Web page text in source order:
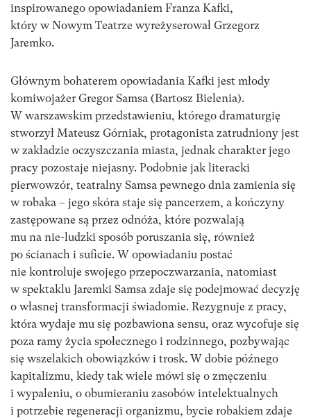
inspirowanego opowiadaniem Franza Kafki,
który w Nowym Teatrze wyreżyserował Grzegorz
Jaremko.
Głównym bohaterem opowiadania Kafki jest młody
komiwojażer Gregor Samsa (Bartosz Bielenia).
W warszawskim przedstawieniu, którego dramaturgię
stworzył Mateusz Górniak, protagonista zatrudniony jest
w zakładzie oczyszczania miasta, jednak charakter jego
pracy pozostaje niejasny. Podobnie jak literacki
pierwowzór, teatralny Samsa pewnego dnia zamienia się
w robaka – jego skóra staje się pancerzem, a kończyny
zastępowane są przez odnóża, które pozwalają
mu na nie-ludzki sposób poruszania się, również
po ścianach i suficie. W opowiadaniu postać
nie kontroluje swojego przepoczwarzania, natomiast
w spektaklu Jaremki Samsa zdaje się podejmować decyzję
o własnej transformacji świadomie. Rezygnuje z pracy,
która wydaje mu się pozbawiona sensu, oraz wycofuje się
poza ramy życia społecznego i rodzinnego, pozbywając
się wszelakich obowiązków i trosk. W dobie późnego
kapitalizmu, kiedy tak wiele mówi się o zmęczeniu
i wypaleniu, o obumieraniu zasobów intelektualnych
i potrzebie regeneracji organizmu, bycie robakiem zdaje